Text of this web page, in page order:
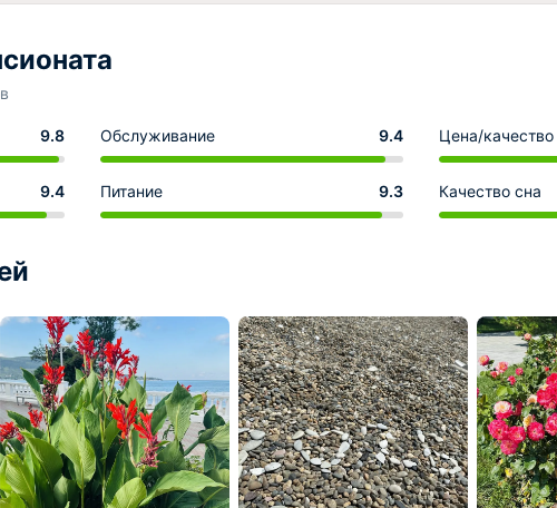
9.8 Обслуживание 9.4 Цена/качество
9.4 Питание 9.3 Качество сна